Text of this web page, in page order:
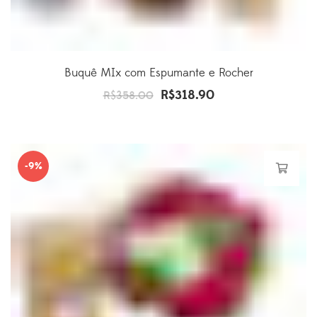
Buquê MIx com Espumante e Rocher
R$358.00 O
R$358.00.
R$318.90O
-9%